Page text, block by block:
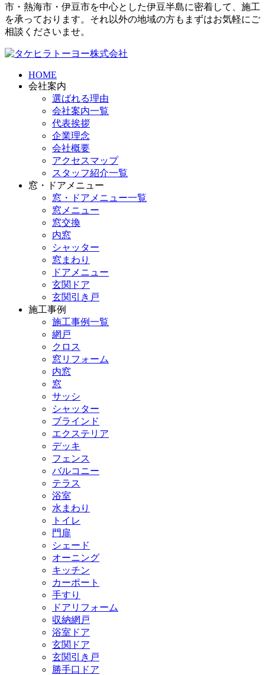
市・熱海市・伊豆市を中心とした伊豆半島に密着して、施工
を承っております。それ以外の地域の方もまずはお気軽にご
相談くださいませ。
HOME
会社案内
選ばれる理由
会社案内一覧
代表挨拶
企業理念
会社概要
アクセスマップ
スタッフ紹介一覧
窓・ドアメニュー
窓・ドアメニュー一覧
窓メニュー
窓交換
内窓
シャッター
窓まわり
ドアメニュー
玄関ドア
玄関引き戸
施工事例
施工事例一覧
網戸
クロス
窓リフォーム
内窓
窓
サッシ
シャッター
ブラインド
エクステリア
デッキ
フェンス
バルコニー
テラス
浴室
水まわり
トイレ
門扉
シェード
オーニング
キッチン
カーポート
手すり
ドアリフォーム
収納網戸
浴室ドア
玄関ドア
玄関引き戸
勝手口ドア